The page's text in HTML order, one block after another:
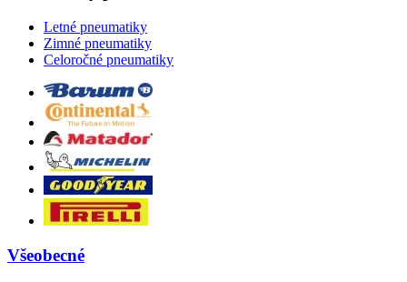
Letné pneumatiky
Zimné pneumatiky
Celoročné pneumatiky
Všeobecné